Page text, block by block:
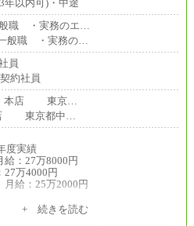
年以内可)・中途
職 ・実務のエ…
一般職 ・実務の…
員
約社員
本店 東京…
東京都中…
度実績
：27万8000円
万4000円
給：25万2000円
+ 続きを読む